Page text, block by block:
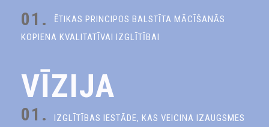
01.
ĒTIKAS PRINCIPOS BALSTĪTA MĀCĪŠANĀS
KOPIENA KVALITATĪVAI IZGLĪTĪBAI
VĪZIJA
01.
IZGLĪTĪBAS IESTĀDE, KAS VEICINA IZAUGSMES